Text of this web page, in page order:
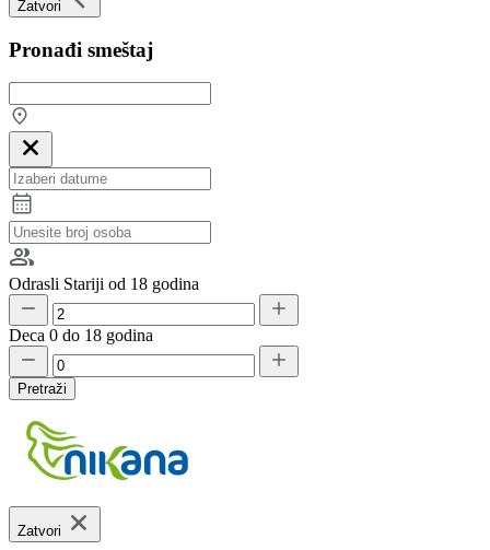
Zatvori
Pronađi smeštaj
Odrasli Stariji od 18 godina
Deca 0 do 18 godina
Pretraži
Zatvori